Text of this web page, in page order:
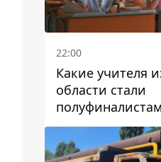
22:00
Какие учителя
области стали
Global Teacher
2026